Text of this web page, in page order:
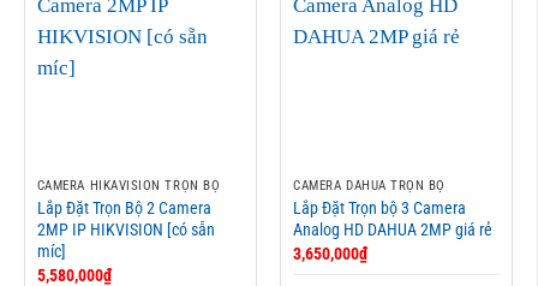
CAMERA HIKAVISION TRỌN BỘ
Lắp Đặt Trọn Bộ 2 Camera
2MP IP HIKVISION [có sẵn
míc]
5,580,000₫
CAMERA DAHUA TRỌN BỘ
Lắp Đặt Trọn bộ 3 Camera
Analog HD DAHUA 2MP giá rẻ
3,650,000₫